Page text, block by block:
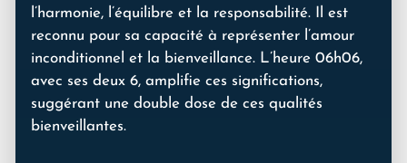
l’harmonie, l’équilibre et la responsabilité. Il est
reconnu pour sa capacité à représenter l’amour
inconditionnel et la bienveillance. L’heure 06h06,
avec ses deux 6, amplifie ces significations,
suggérant une double dose de ces qualités
bienveillantes.